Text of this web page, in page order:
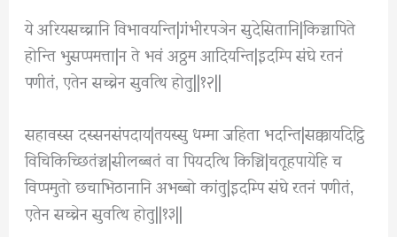
ये अरियसच्चानि विभावयन्ति|गंभीरपञेन सुदेसितानि|किञ्चापिते
होन्ति भुसप्पमत्ता|न ते भवं अठ्ठम आदियन्ति|इदम्पि संघे रतनं
पणीतं, एतेन सच्चेन सुवत्थि होतु||१२||
सहावस्स दस्सनसंपदाय|तयस्सु धम्मा जहिता भदन्ति|सक्कायदिट्ठि
विचिकिच्छितंञ्च|सीलब्बतं वा पियदत्थि किञ्चि|चतूहपायेहि च
विप्पमुतो छचाभिठानानि अभब्बो कांतु|इदम्पि संघे रतनं पणीतं,
एतेन सच्चेन सुवत्थि होतु||१३||